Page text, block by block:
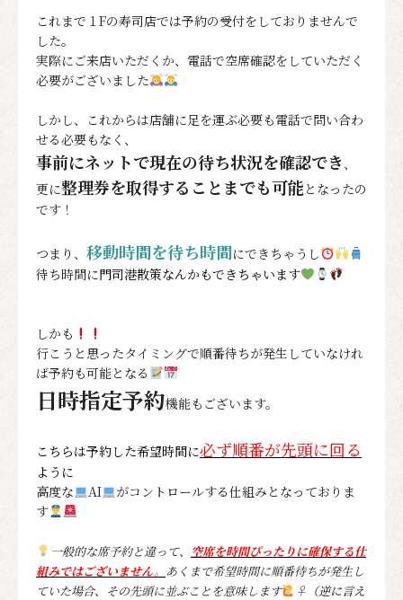
これまで１Fの寿司店では予約の受付をしておりませんで
した。
実際にご来店いただくか、電話で空席確認をしていただく
必要がございました
しかし、これからは店舗に足を運ぶ必要も電話で問い合わ
せる必要もなく、
事前にネットで現在の待ち状況を確認でき、
更に整理券を取得することまでも可能 となったの
です！
つまり、 移動時間を待ち時間にできちゃうし
待ち時間に門司港散策なんかもできちゃいます
しかも
行こうと思ったタイミングで順番待ちが発生していなけれ
ば予約も可能となる
日時指定予約機能もございます。
こちらは予約した希望時間に必ず順番が先頭に回る
ように
高度な
AI
がコントロールする仕組みとなっておりま
す
一般的な席予約と違って、
空席を時間ぴったりに確保する仕
組みではございません。 あくまで希望時間に順番待ちが発生し
ていた場合、その先頭に並ぶことを意味します
‍♀ （逆に言え